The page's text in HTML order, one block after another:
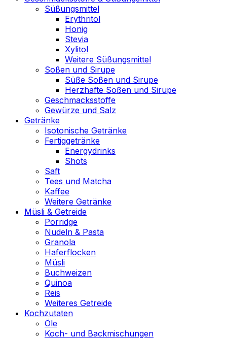
Süßungsmittel
Erythritol
Honig
Stevia
Xylitol
Weitere Süßungsmittel
Soßen und Sirupe
Süße Soßen und Sirupe
Herzhafte Soßen und Sirupe
Geschmacksstoffe
Gewürze und Salz
Getränke
Isotonische Getränke
Fertiggetränke
Energydrinks
Shots
Saft
Tees und Matcha
Kaffee
Weitere Getränke
Müsli & Getreide
Porridge
Nudeln & Pasta
Granola
Haferflocken
Müsli
Buchweizen
Quinoa
Reis
Weiteres Getreide
Kochzutaten
Öle
Koch- und Backmischungen